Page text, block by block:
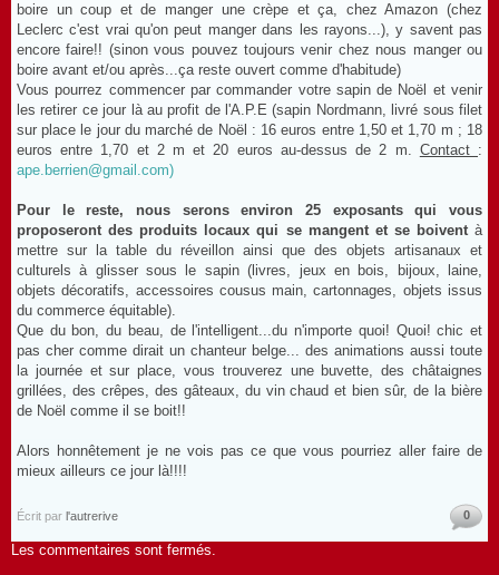
boire un coup et de manger une crèpe et ça, chez Amazon (chez
Leclerc c'est vrai qu'on peut manger dans les rayons...), y savent pas
encore faire!! (sinon vous pouvez toujours venir chez nous manger ou
boire avant et/ou après...ça reste ouvert comme d'habitude)
Vous pourrez commencer par commander votre sapin de Noël et venir
les retirer ce jour là au profit de l'A.P.E (sapin Nordmann, livré sous filet
sur place le jour du marché de Noël : 16 euros entre 1,50 et 1,70 m ; 18
euros entre 1,70 et 2 m et 20 euros au-dessus de 2 m. Contact :
ape.berrien@gmail.com)
Pour le reste, nous serons environ 25 exposants qui vous
proposeront des produits locaux qui se mangent et se boiventà
mettre sur la table du réveillon ainsi que des objets artisanaux et
culturels à glisser sous le sapin (livres, jeux en bois, bijoux, laine,
objets décoratifs, accessoires cousus main, cartonnages, objets issus
du commerce équitable).
Que du bon, du beau, de l'intelligent...du n'importe quoi! Quoi! chic et
pas cher comme dirait un chanteur belge... des animations aussi toute
la journée et sur place, vous trouverez une buvette, des châtaignes
grillées, des crêpes, des gâteaux, du vin chaud et bien sûr, de la bière
de Noël comme il se boit!!
Alors honnêtement je ne vois pas ce que vous pourriez aller faire de
mieux ailleurs ce jour là!!!!
Écrit par l'autrerive 0
Les commentaires sont fermés.